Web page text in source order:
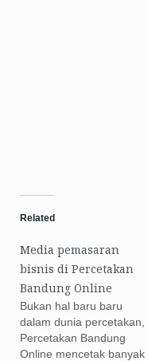
Related
Media pemasaran
bisnis di Percetakan
Bandung Online
Bukan hal baru baru
dalam dunia percetakan,
Percetakan Bandung
Online mencetak banyak